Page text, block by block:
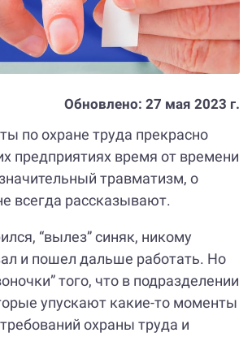
Обновлено: 27 мая 2023 г.
по охране труда прекрасно
предприятиях время от времени
травматизм, о
всегда рассказывают.
“вылез” синяк, никому
и пошел дальше работать. Но
того, что в подразделении
упускают какие-то моменты
охраны труда и